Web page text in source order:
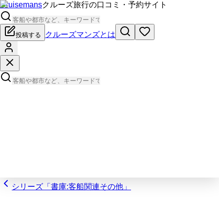
Cruisemansクルーズ旅行の口コミ・予約サイト
投稿する クルーズマンズとは
シリーズ「書庫:客船関連その他」